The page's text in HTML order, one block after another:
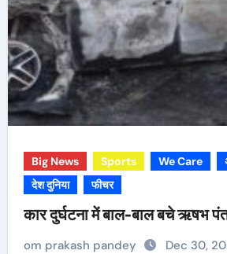
Big News Sports We Care
देश दुनिया
फीचर
कार दुर्घटना में बाल-बाल बचे ऋषभ
om prakash pandey Dec 30,